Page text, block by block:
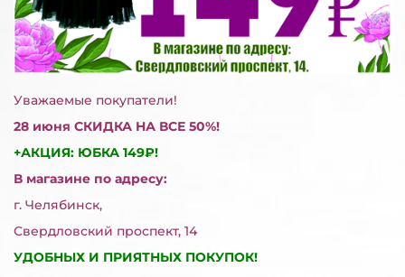
Уважаемые покупатели!
28 июня СКИДКА НА ВСЕ 50%!
+АКЦИЯ: ЮБКА 149₽!
В магазине по адресу:
г. Челябинск,
Свердловский проспект, 14
УДОБНЫХ И ПРИЯТНЫХ ПОКУПОК!